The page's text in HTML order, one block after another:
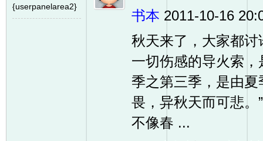
{userpanelarea2}
书本 2011-10-16
秋天来了，大家都
一切伤感的导火索
季之第三季，是由
畏，异秋天而可悲
不像春 ...